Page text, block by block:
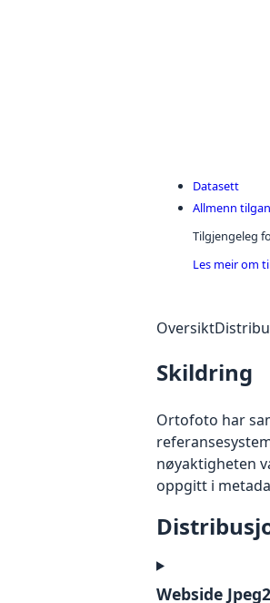
Datasett
Allmenn
Tilgjengeleg
Les meir om
Oversikt
Skildring
Ortofoto har
nøyaktigheten
oppgitt i
Webside